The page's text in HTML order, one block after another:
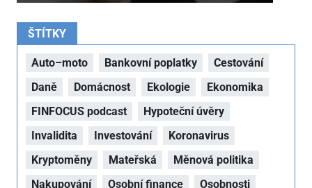
ŠTÍTKY
Auto–moto Bankovní poplatky
Cestování
Daně
Domácnost Ekologie
Ekonomika
FINFOCUS podcast
Hypoteční úvěry
Invalidita
Investování
Koronavirus
Kryptoměny
Mateřská
Měnová politika
Nakupování
Osobní finance Osobnosti